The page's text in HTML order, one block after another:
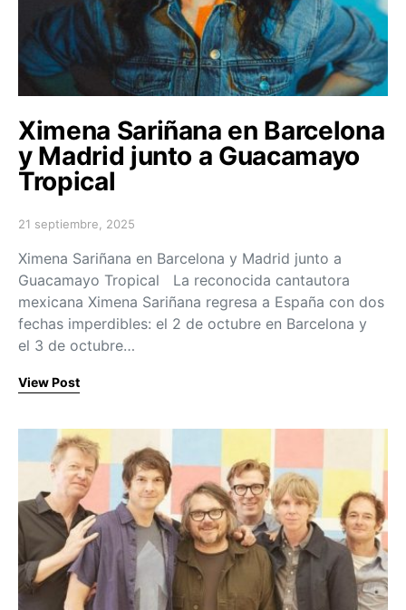
Ximena Sariñana en Barcelona
y Madrid junto a Guacamayo
Tropical
Posted on
21 septiembre, 2025
Ximena Sariñana en Barcelona y Madrid junto a
Guacamayo Tropical La reconocida cantautora
mexicana Ximena Sariñana regresa a España con dos
fechas imperdibles: el 2 de octubre en Barcelona y
el 3 de octubre…
View Post